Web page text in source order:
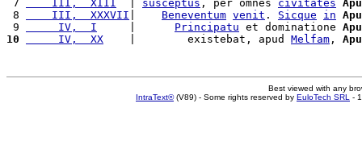
7
    III,  XIII
susceptus , per omnes civitates
8
    III,  XXXVII
Beneventum venit . Sicque in
9
     IV,  I
Principatu et dominatione
10
     IV,  XX
    |        existebat, apud
Melfam ,
Best viewed with any
IntraText®(V89) - Some rights reserved by EuloTech SRL -